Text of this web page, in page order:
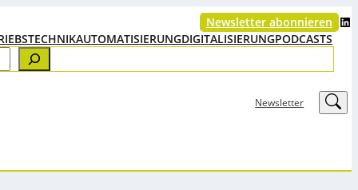
Newsletter abonnieren LinkedIn
AUTOMATISIERUNGDIGITALISIERUNGPODCASTS
Newsletter LinkedIn